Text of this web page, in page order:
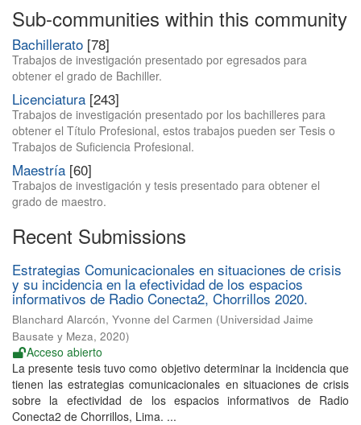
Sub-communities within this community
Bachillerato [78]
Trabajos de investigación presentado por egresados para
obtener el grado de Bachiller.
Licenciatura [243]
Trabajos de investigación presentado por los bachilleres para
obtener el Título Profesional, estos trabajos pueden ser Tesis o
Trabajos de Suficiencia Profesional.
Maestría [60]
Trabajos de investigación y tesis presentado para obtener el
grado de maestro.
Recent Submissions
Estrategias Comunicacionales en situaciones de crisis
y su incidencia en la efectividad de los espacios
informativos de Radio Conecta2, Chorrillos 2020.
Blanchard Alarcón, Yvonne del Carmen (Universidad Jaime
Bausate y Meza, 2020)
Acceso abierto
La presente tesis tuvo como objetivo determinar la incidencia que
tienen las estrategias comunicacionales en situaciones de crisis
sobre la efectividad de los espacios informativos de Radio
Conecta2 de Chorrillos, Lima. ...